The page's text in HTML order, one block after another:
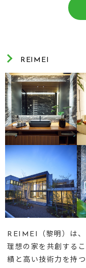
REIMEI
REIMEI（黎明）は、
理想の家を共創する
績と高い技術力を持